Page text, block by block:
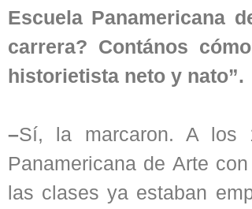
Escuela Panamericana
carrera? Contános
historietista neto y nato”.
–Sí, la marcaron. A los
Panamericana de Arte
las clases ya estaban